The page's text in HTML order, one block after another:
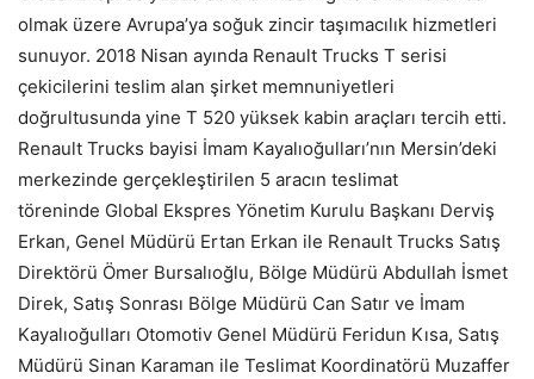
olmak üzere Avrupa’ya soğuk zincir taşımacılık hizmetleri
sunuyor. 2018 Nisan ayında Renault Trucks T serisi
çekicilerini teslim alan şirket memnuniyetleri
doğrultusunda yine T 520 yüksek kabin araçları tercih etti.
Renault Trucks bayisi İmam Kayalıoğulları’nın Mersin’deki
merkezinde gerçekleştirilen 5 aracın teslimat
töreninde Global Ekspres Yönetim Kurulu Başkanı Derviş
Erkan, Genel Müdürü Ertan Erkan ile Renault Trucks Satış
Direktörü Ömer Bursalıoğlu, Bölge Müdürü Abdullah İsmet
Direk, Satış Sonrası Bölge Müdürü Can Satır ve İmam
Kayalıoğulları Otomotiv Genel Müdürü Feridun Kısa, Satış
Müdürü Sinan Karaman ile Teslimat Koordinatörü Muzaffer